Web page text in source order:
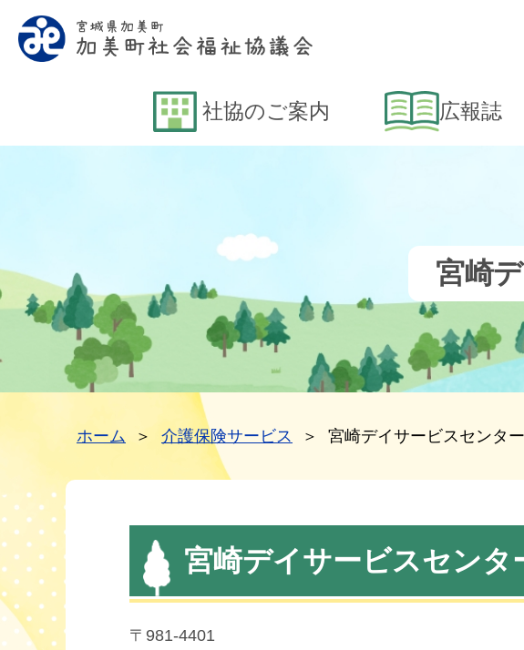
社協のご案内 広報誌
宮崎
ホーム ＞ 介護保険サービス ＞ 宮崎デイサービスセンター
宮崎デイサービスセンタ
〒981-4401